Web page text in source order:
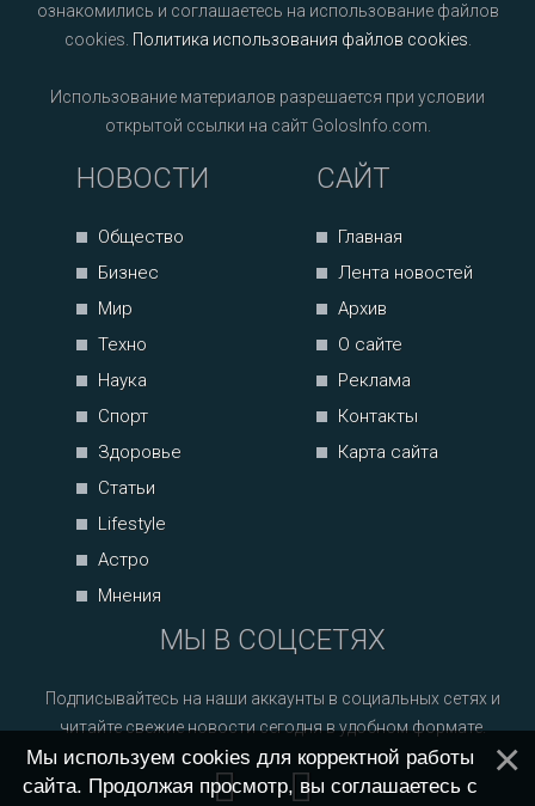
ознакомились и соглашаетесь на использование файлов
cookies. Политика использования файлов cookies
Использование материалов разрешается при условии
открытой ссылки на сайт GolosInfo.com.
НОВОСТИ
Общество
Бизнес
Мир
Техно
Наука
Спорт
Здоровье
Статьи
Lifestyle
Астро
Мнения
САЙТ
Главная
Лента новостей
Архив
О сайте
Реклама
Контакты
Карта сайта
МЫ В СОЦСЕТЯХ
Подписывайтесь на наши аккаунты в социальных сетях и
читайте свежие новости сегодня в удобном формате.
Мы используем cookies для корректной работы
сайта. Продолжая просмотр, вы соглашаетесь с